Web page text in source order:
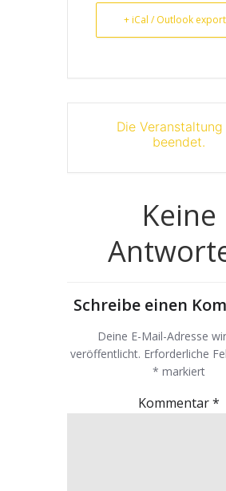
+ iCal / Outlook export
Die
beendet.
Keine
Schreibe einen
Deine E-Mail-Adresse
veröffentlicht. Erforderliche
* markiert
Kommentar*